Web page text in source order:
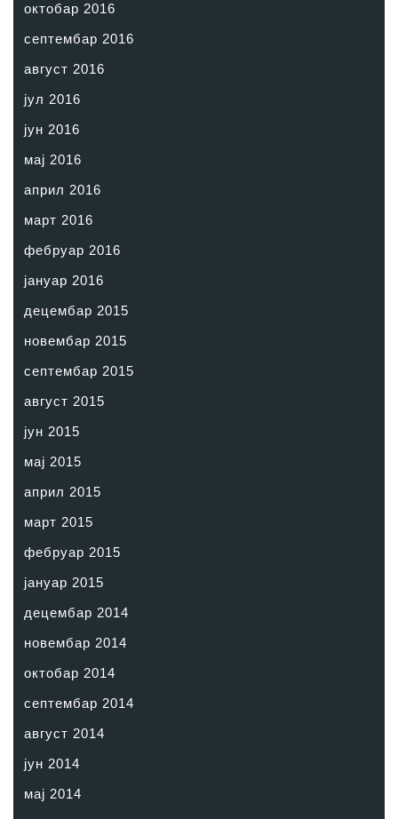
октобар 2016
септембар 2016
август 2016
јул 2016
јун 2016
мај 2016
април 2016
март 2016
фебруар 2016
јануар 2016
децембар 2015
новембар 2015
септембар 2015
август 2015
јун 2015
мај 2015
април 2015
март 2015
фебруар 2015
јануар 2015
децембар 2014
новембар 2014
октобар 2014
септембар 2014
август 2014
јун 2014
мај 2014